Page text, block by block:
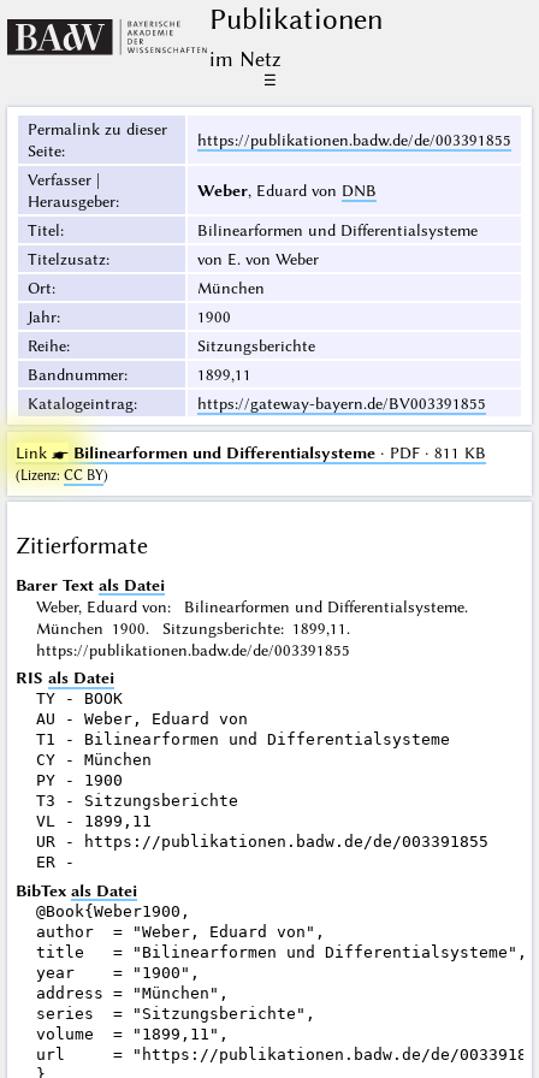
Publikationen
im Netz
☰
Permalink zu dieser
Seite:
https://publikationen.badw.de/de/003391855
Verfasser |
Herausgeber:
Weber, Eduard von DNB
Titel:
Bilinearformen und Differentialsysteme
Titelzusatz:
von E. von Weber
Ort:
München
Jahr:
1900
Reihe:
Sitzungsberichte
Bandnummer:
1899,11
Katalogeintrag: https://gateway-bayern.de/BV003391855
Link ☛ Bilinearformen und Differentialsysteme· PDF · 811 KB
(Lizenz:CC BY)
Zitierformate
Barer Text als Datei
Weber, Eduard von: Bilinearformen und Differentialsysteme.
München 1900. Sitzungsberichte: 1899,11.
https://publikationen.badw.de/de/003391855
RIS als Datei
TY - BOOK
AU - Weber, Eduard von
T1 - Bilinearformen und Differentialsysteme
CY - München
PY - 1900
T3 - Sitzungsberichte
VL - 1899,11
UR - https://publikationen.badw.de/de/003391855
BibTex als Datei
@Book{Weber1900,
author  = "Weber, Eduard von",
title   = "Bilinearformen und Differentialsysteme",
year    = "1900",
address = "München",
series  = "Sitzungsberichte",
volume  = "1899,11",
url     = "https://publikationen.badw.de/de/